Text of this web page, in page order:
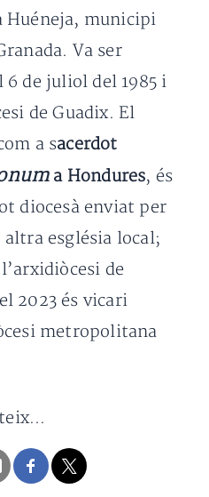
Huéneja, municipi
Va ser
6 de juliol del 1985 i
de Guadix. El
a sacerdot
a Hondures, és
diocesà enviat per
església local;
de
2023 és vicari
metropolitana